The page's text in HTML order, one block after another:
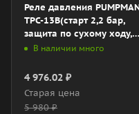
Реле давления
TPC-13B(старт 2,2 бар,
защита по сухому ходу,
угловой)
В наличии много
4 976.02 ₽
Старая цена
5 980₽